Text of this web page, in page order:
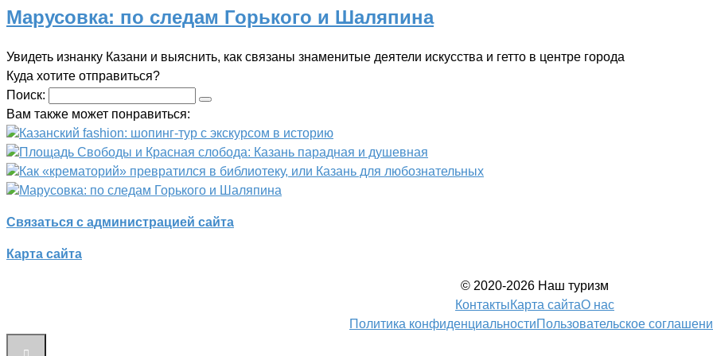
Марусовка: по следам Горького и Шаляпина
Увидеть изнанку Казани и выяснить, как связаны знаменитые деятели искусства и гетто в центре города
Куда хотите отправиться?
Поиск:
Вам также может понравиться:
Казанский fashion: шопинг-тур с экскурсом в историю
Площадь Свободы и Красная слобода: Казань парадная и душевная
Как «крематорий» превратился в библиотеку, или Казань для любознательных
Марусовка: по следам Горького и Шаляпина
Связаться с администрацией сайта
Карта сайта
© 2020-2026 Наш туризм
КонтактыКарта сайтаО нас
Политика конфиденциальностиПользовательское